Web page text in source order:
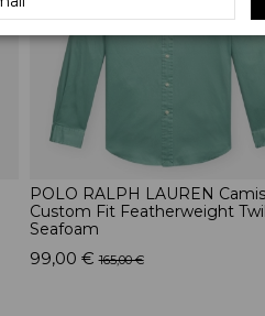
POLO RALPH LAUREN
Custom Fit Featherweight
Seafoam
99,00 € 165,00 €